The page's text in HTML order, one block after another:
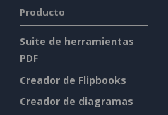
Producto
Suite de herramientas
PDF
Creador de Flipbooks
Creador de diagramas